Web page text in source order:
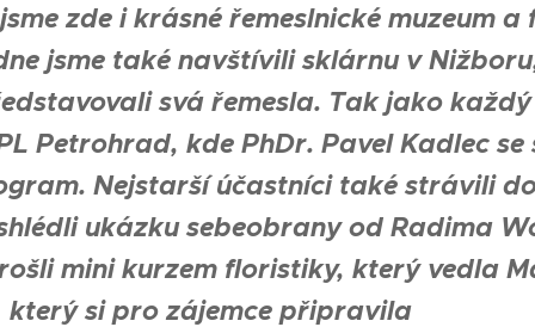
zde i krásné řemeslnické muzeum
jsme také navštívili sklárnu v
svá řemesla. Tak jako
Petrohrad, kde PhDr. Pavel Kadlec
Nejstarší účastníci také strávili
ukázku sebeobrany od Radima
mini kurzem floristiky, který vedla
který si pro zájemce připravila